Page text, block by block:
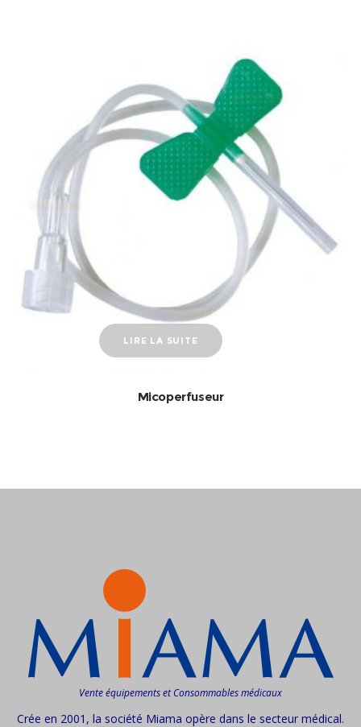
LIRE LA SUITE
Micoperfuseur
Vente équipements et Consommables médicaux
Crée en 2001, la société Miama opère dans le secteur médical.